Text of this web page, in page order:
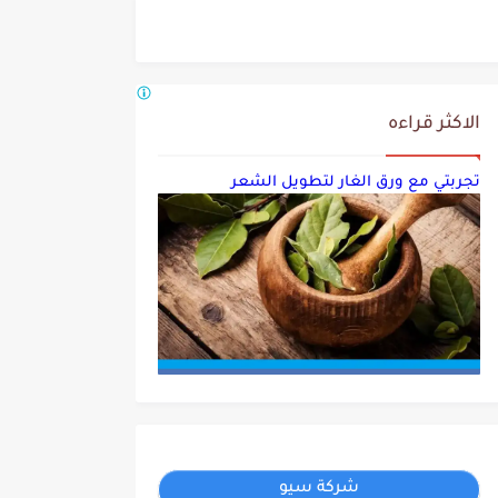
الاكثر قراءه
تجربتي مع ورق الغار لتطويل الشعر
شركة سيو